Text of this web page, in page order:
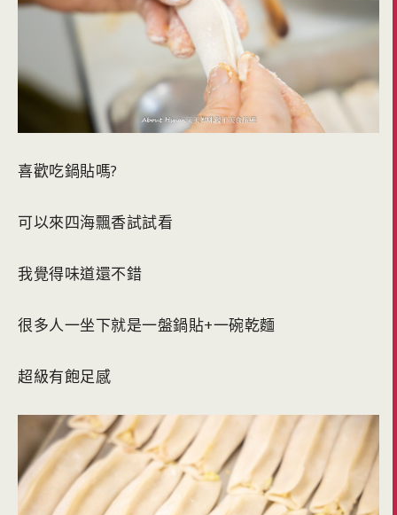
喜歡吃鍋貼嗎?
可以來四海飄香試試看
我覺得味道還不錯
很多人一坐下就是一盤鍋貼+一碗乾麵
超級有飽足感